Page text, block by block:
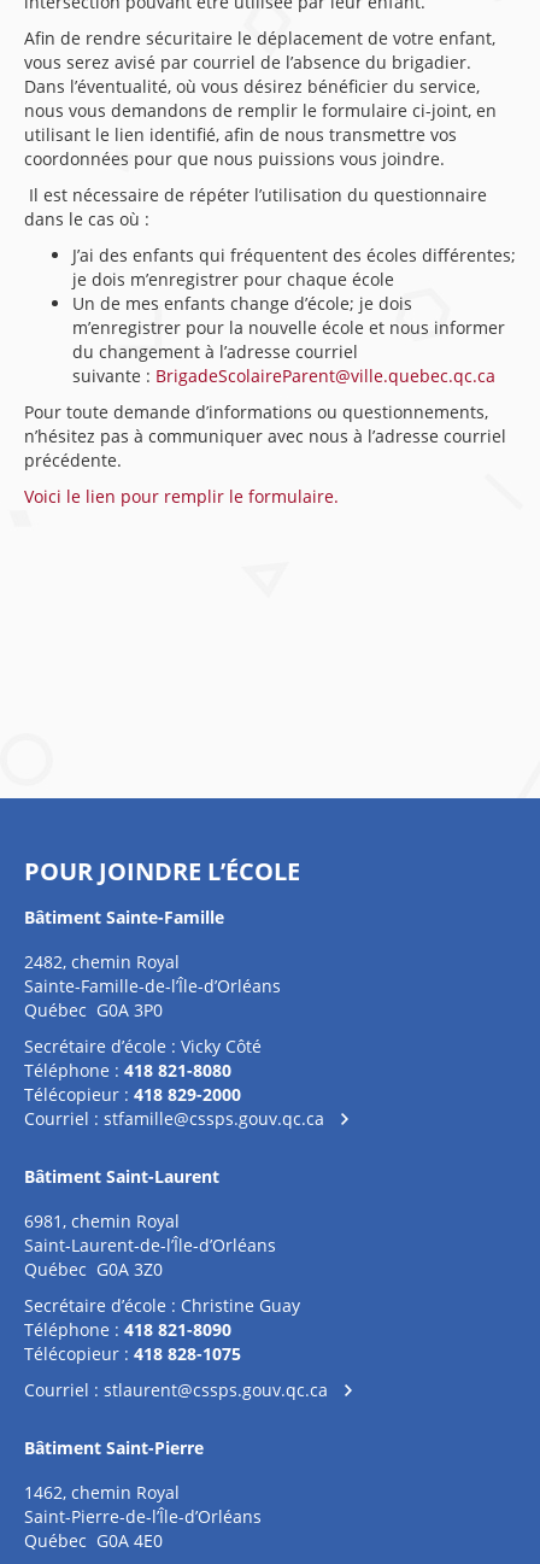
Afin de rendre sécuritaire le déplacement de votre enfant,
vous serez avisé par courriel de l’absence du brigadier.
Dans l’éventualité, où vous désirez bénéficier du service,
nous vous demandons de remplir le formulaire ci-joint, en
utilisant le lien identifié, afin de nous transmettre vos
coordonnées pour que nous puissions vous joindre.
Il est nécessaire de répéter l’utilisation du questionnaire
dans le cas où :
J’ai des enfants qui fréquentent des écoles différentes;
je dois m’enregistrer pour chaque école
Un de mes enfants change d’école; je dois
m’enregistrer pour la nouvelle école et nous informer
du changement à l’adresse courriel
suivante : BrigadeScolaireParent@ville.quebec.qc.ca
Pour toute demande d’informations ou questionnements,
n’hésitez pas à communiquer avec nous à l’adresse courriel
précédente.
Voici le lien pour remplir le formulaire.
POUR JOINDRE L’ÉCOLE
Bâtiment Sainte-Famille
2482, chemin Royal
Sainte-Famille-de-l’Île-d’Orléans
Québec G0A 3P0
Secrétaire d’école : Vicky Côté
Téléphone : 418 821-8080
Télécopieur : 418 829-2000
Courriel : stfamille@cssps.gouv.qc.ca
Bâtiment Saint-Laurent
6981, chemin Royal
Saint-Laurent-de-l’Île-d’Orléans
Québec G0A 3Z0
Secrétaire d’école : Christine Guay
Téléphone : 418 821-8090
Télécopieur : 418 828-1075
Courriel : stlaurent@cssps.gouv.qc.ca
Bâtiment Saint-Pierre
1462, chemin Royal
Saint-Pierre-de-l’Île-d’Orléans
Québec G0A 4E0